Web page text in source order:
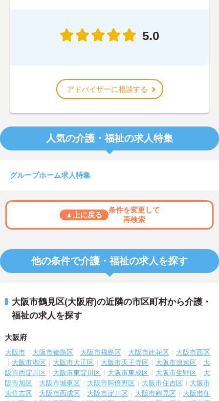
5.0
アドバイザーに相談する
人気の介護・福祉の求人特集
グループホーム求人特集
▲上に戻る
条件を変更して
再検索
他の条件で介護・福祉の求人を探す
大阪市鶴見区(大阪府)の近隣の市区町村から介護・
福祉の求人を探す
大阪府
大阪市 大阪市都島区 大阪市福島区 大阪市此花区
大阪市西区
大阪市港区
大阪市大正区 大阪市天王寺区 大阪市浪速区
大
阪市西淀川区
大阪市東淀川区 大阪市東成区 大阪市生野区
大
阪市旭区
大阪市城東区 大阪市阿倍野区 大阪市住吉区
大阪市
東住吉区
大阪市西成区 大阪市淀川区 大阪市鶴見区
大阪市住